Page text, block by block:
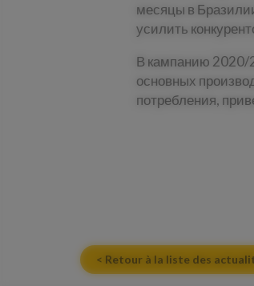
месяцы в
усилить
В кампанию 2020/
основных
потребления,
< Retour à la liste des